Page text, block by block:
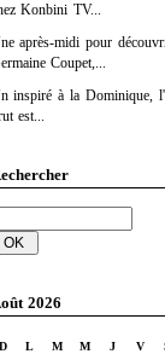
Konbini TV...
après-midi pour
Coupet,...
inspiré à la Dominique,
est...
2026
D L M M J V